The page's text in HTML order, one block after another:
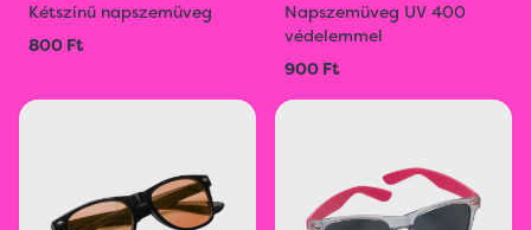
Kétszínű napszemüveg
800 Ft
Napszemüveg UV 400
védelemmel
900 Ft